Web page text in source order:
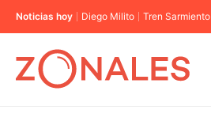
Noticias hoy Diego Milito Tren Sarmiento